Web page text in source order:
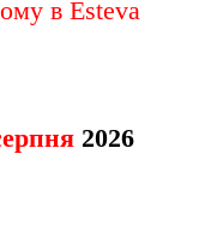
в Esteva
2026